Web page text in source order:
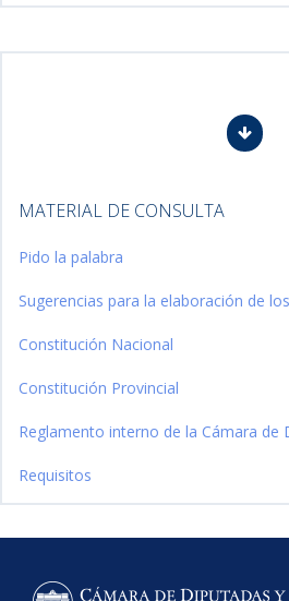
MATERIAL DE CONSULTA
Pido la palabra
Sugerencias para la elaboración de
Constitución Nacional
Constitución Provincial
Reglamento interno de la Cámara de
Requisitos